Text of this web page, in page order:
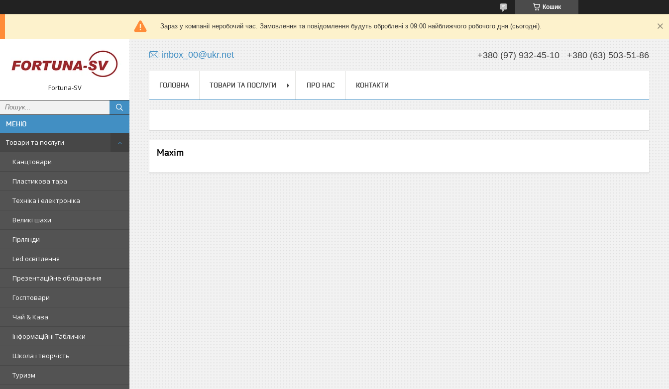
Кошик
Зараз у компанії неробочий час. Замовлення та повідомлення будуть оброблені з 09:00 найближчого робочого дня (сьогодні).
Fortuna-SV
Товари та послуги
Канцтовари
Пластикова тара
Техніка і електроніка
Великі шахи
Гірлянди
Led освітлення
Презентаційне обладнання
Госптовари
Чай & Кава
Інформаційні Таблички
Школа і творчість
Туризм
inbox_00@ukr.net +380 (97) 932-45-10 +380 (63) 503-51-86
ГОЛОВНА ТОВАРИ ТА ПОСЛУГИ ПРО НАС КОНТАКТИ
Maxim